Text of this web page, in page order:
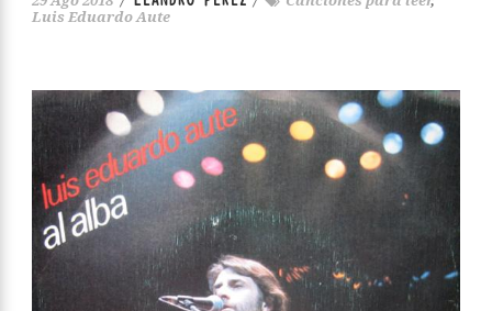
Luis Eduardo Aute